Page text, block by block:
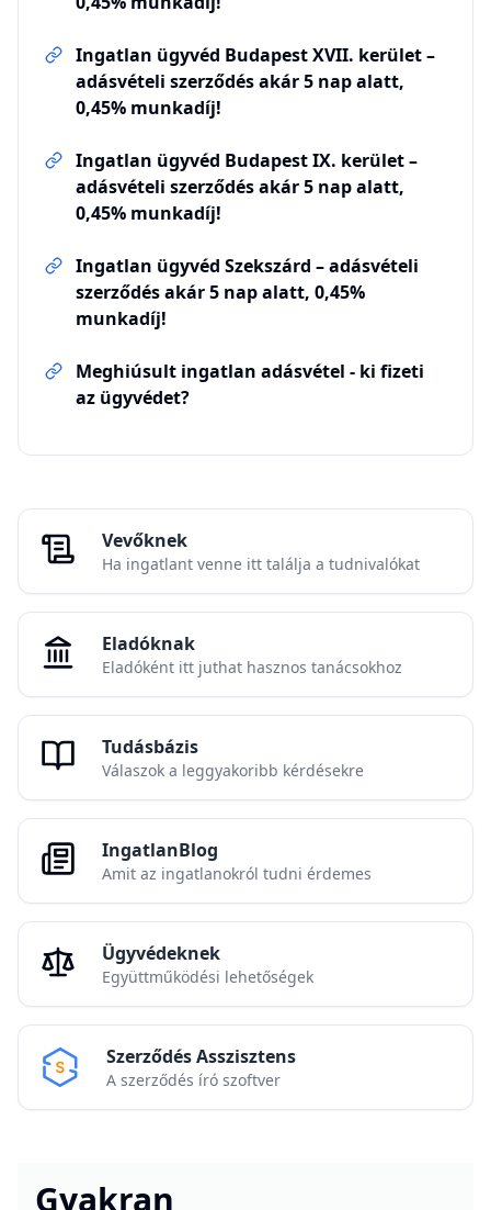
Ingatlan ügyvéd Pesterzsébet – adásvételi
munkadíj!
Ingatlan ügyvéd Budapest XIII. kerület –
adásvételi szerződés akár 5 nap alatt,
0,45% munkadíj!
Ingatlan ügyvéd Budapest XVII. kerület –
adásvételi szerződés akár 5 nap alatt,
0,45% munkadíj!
Ingatlan ügyvéd Budapest IX. kerület –
adásvételi szerződés akár 5 nap alatt,
0,45% munkadíj!
Ingatlan ügyvéd Szekszárd – adásvételi
szerződés akár 5 nap alatt, 0,45%
munkadíj!
az ügyvédet?
Eladóknak